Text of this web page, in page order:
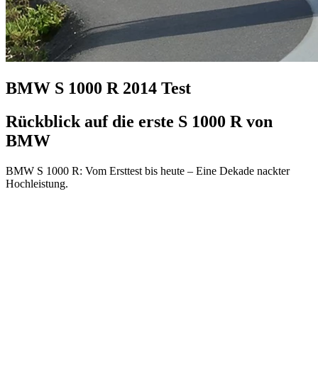
BMW S 1000 R 2014 Test
Rückblick auf die erste S 1000 R von
BMW
BMW S 1000 R: Vom Ersttest bis heute – Eine Dekade nackter
Hochleistung.